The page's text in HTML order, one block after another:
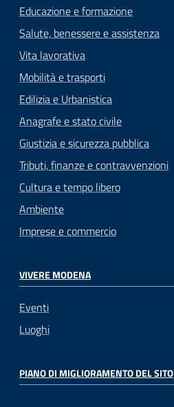
Educazione e formazione
Salute, benessere e assistenza
Vita lavorativa
Mobilità e trasporti
Edilizia e Urbanistica
Anagrafe e stato civile
Giustizia e sicurezza pubblica
Tributi, finanze e contravvenzioni
Cultura e tempo libero
Ambiente
Imprese e commercio
VIVERE MODENA
Eventi
Luoghi
PIANO DI MIGLIORAMENTO DEL SITO